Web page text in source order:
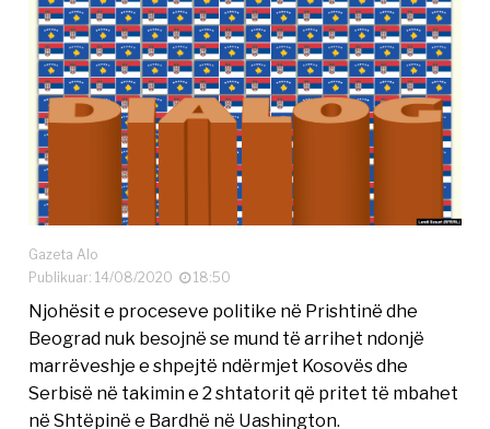
Gazeta Alo
Publikuar: 14/08/2020
18:50
Njohësit e proceseve politike në Prishtinë dhe
Beograd nuk besojnë se mund të arrihet ndonjë
marrëveshje e shpejtë ndërmjet Kosovës dhe
Serbisë në takimin e 2 shtatorit që pritet të mbahet
në Shtëpinë e Bardhë në Uashington.